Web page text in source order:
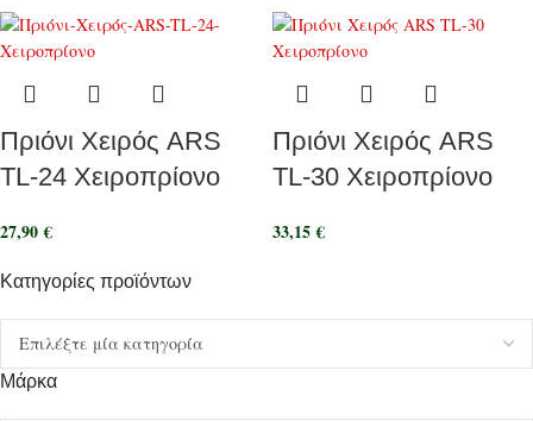
Κατηγορίες προϊόντων
Μάρκα
Πριόνι Χειρός ARS
TL-24 Χειροπρίονο
27,90€
Πριόνι Χειρός ARS
TL-30 Χειροπρίονο
33,15€